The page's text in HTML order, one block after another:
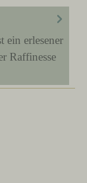
erlesener
Raffinesse